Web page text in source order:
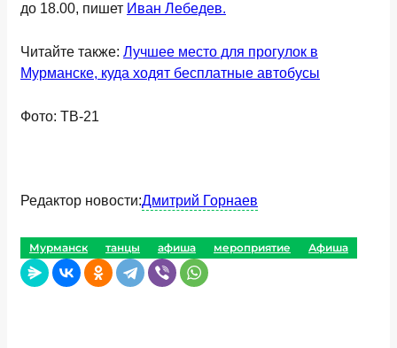
до 18.00, пишет Иван Лебедев.
Читайте также: Лучшее место для прогулок в
Мурманске, куда ходят бесплатные автобусы
Фото: ТВ-21
Редактор новости:Дмитрий Горнаев
Мурманск танцы афиша мероприятие Афиша